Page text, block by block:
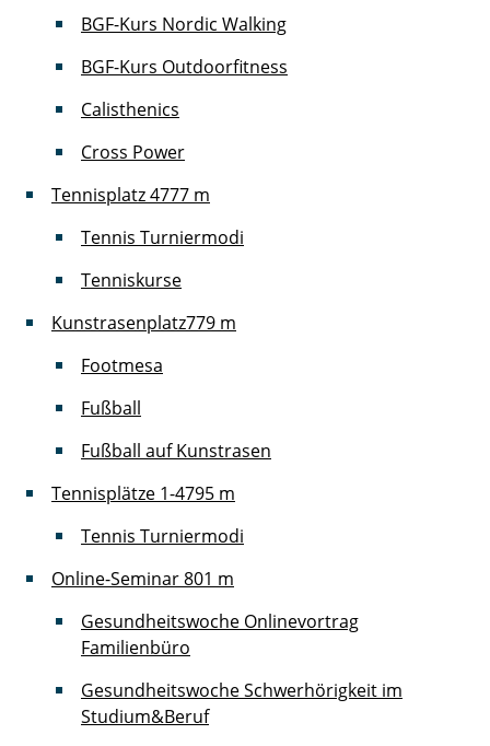
BGF-Kurs Nordic Walking
BGF-Kurs Outdoorfitness
Calisthenics
Cross Power
Tennisplatz 4777 m
Tennis Turniermodi
Tenniskurse
Kunstrasenplatz779 m
Footmesa
Fußball
Fußball auf Kunstrasen
Tennisplätze 1-4795 m
Tennis Turniermodi
Online-Seminar801 m
Gesundheitswoche Onlinevortrag
Familienbüro
Gesundheitswoche Schwerhörigkeit im
Studium&Beruf